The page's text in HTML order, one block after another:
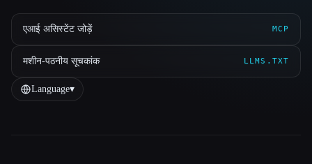
एआई असिस्टेंट जोड़ें MCP
मशीन-पठनीय सूचकांक LLMS.TXT
Language▾